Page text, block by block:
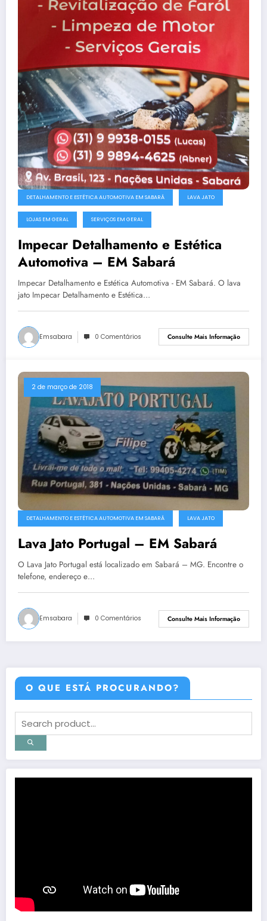
DETALHAMENTO E ESTÉTICA AUTOMOTIVA EM SABARÁ LAVA JATO
LOJAS EM GERAL SERVIÇOS EM GERAL
Impecar Detalhamento e Estética
Automotiva – EM Sabará
Impecar Detalhamento e Estética Automotiva - EM Sabará. O lava
jato Impecar Detalhamento e Estética…
Emsabara 0 Comentários Consulte Mais Informação
2 de março de 2018
DETALHAMENTO E ESTÉTICA AUTOMOTIVA EM SABARÁ LAVA JATO
Lava Jato Portugal – EM Sabará
O Lava Jato Portugal está localizado em Sabará – MG. Encontre o
telefone, endereço e…
Emsabara 0 Comentários Consulte Mais Informação
O QUE ESTÁ PROCURANDO?